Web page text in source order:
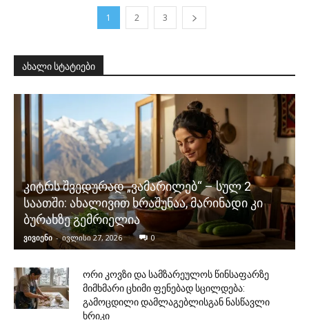
1 2 3
ახალი სტატიები
კიტრს შვედურად „ვამარილებ“ – სულ 2
საათში: ახალივით ხრაშუნაა, მარინადი კი
ბურახზე გემრიელია
ვივიენი - ივლისი 27, 2026 0
ორი კოვზი და სამზარეულოს წინსაფარზე
მიმხმარი ცხიმი ფენებად სცილდება:
გამოცდილი დამლაგებლისგან ნასწავლი
ხრიკი